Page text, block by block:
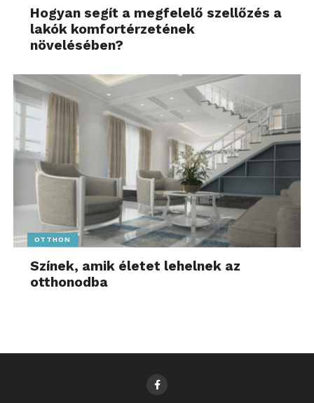
Hogyan segít a megfelelő szellőzés a
lakók komfortérzetének
növelésében?
OTTHON
Színek, amik életet lehelnek az
otthonodba